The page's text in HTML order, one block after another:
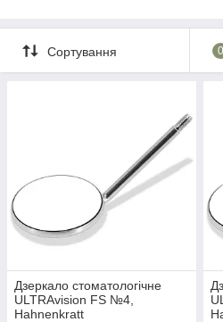
Сортування 0
Дзеркало стоматологічне
ULTRAvision FS №4,
Hahnenkratt